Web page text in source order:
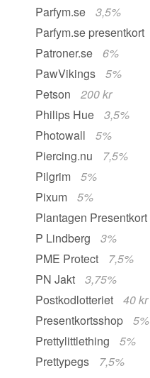
Parfym.se
3,5%
Parfym.se presentkort
Patroner.se
6%
PawVikings
5%
Petson
200 kr
Philips Hue
3,5%
Photowall
5%
Piercing.nu
7,5%
Pilgrim
5%
Pixum
5%
Plantagen Presentkort
P Lindberg
3%
PME Protect
7,5%
PN Jakt
3,75%
Postkodlotteriet
40 kr
Presentkortsshop
5%
Prettylittlething
5%
Prettypegs
7,5%